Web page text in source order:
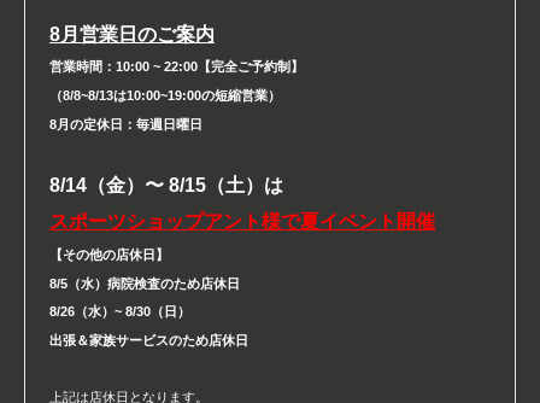
8月営業日のご案内
営業時間：10:00 ~ 22:00【完全ご予約制】
（8/8~8/13は10:00~19:00の短縮営業）
8月の定休日：毎週日曜日
8/14（金）〜 8/15（土）は
スポーツショップアント様で夏イベント開催
【その他の店休日】
8/5（水）病院検査のため店休日
8/26（水）~ 8/30（日）
出張＆家族サービスのため店休日
上記は店休日となります。